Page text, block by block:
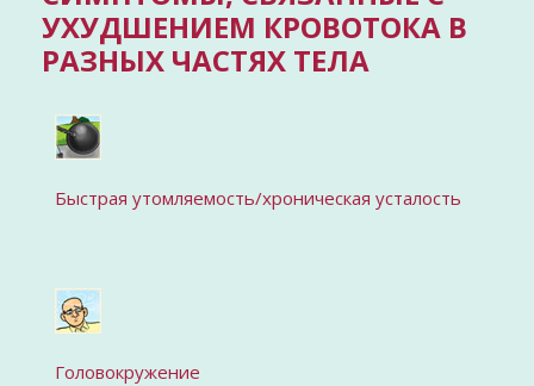
УХУДШЕНИЕМ КРОВОТОКА В
РАЗНЫХ ЧАСТЯХ ТЕЛА
Быстрая утомляемость/хроническая усталость
Головокружение